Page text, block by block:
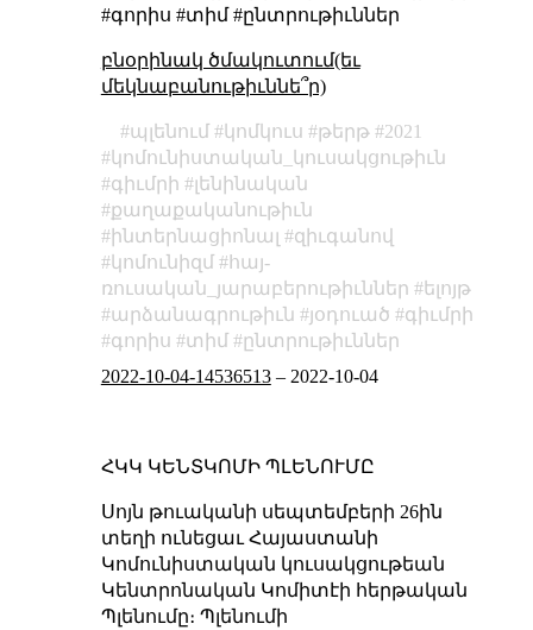
#գորիս #տիմ #ընտրութիւններ
բնօրինակ ծմակուտում(եւ
մեկնաբանութիւննե՞ր)
պլենում կոմկուս թերթ
2021
կոմունիստական_կուսակցութիւն
գիւմրի
լենինական
քաղաքականութիւն
ինտերնացիոնալ
զիւգանով
կոմունիզմ
հայ-
ռուսական_յարաբերութիւններ
ելոյթ
արձանագրութիւն
յօդուած
գիւմրի
գորիս
տիմ
ընտրութիւններ
2022-10-04-14536513– 2022-10-04
ՀԿԿ ԿԵՆՏԿՈՄԻ ՊԼԵՆՈՒՄԸ
Սոյն թուականի սեպտեմբերի 26ին
տեղի ունեցաւ Հայաստանի
Կոմունիստական կուսակցութեան
Կենտրոնական Կոմիտէի հերթական
Պլենումը։ Պլենումի